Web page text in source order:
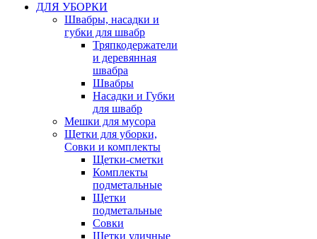
ДЛЯ УБОРКИ
Швабры, насадки и
губки для швабр
Тряпкодержатели
и деревянная
швабра
Швабры
Насадки и Губки
для швабр
Мешки для мусора
Щетки для уборки,
Совки и комплекты
Щетки-сметки
Комплекты
подметальные
Щетки
подметальные
Совки
Щетки уличные